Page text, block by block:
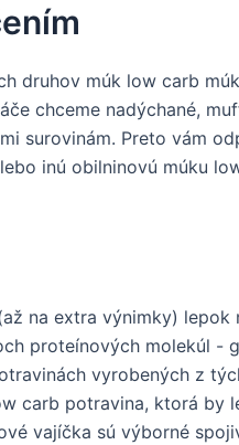
druhov múk low carb
chceme nadýchané,
surovinám. Preto vám
inú obilninovú múku
na extra výnimky) lepok
proteínových molekúl -
vyrobených z
carb potravina, ktorá by
vajíčka sú výborné